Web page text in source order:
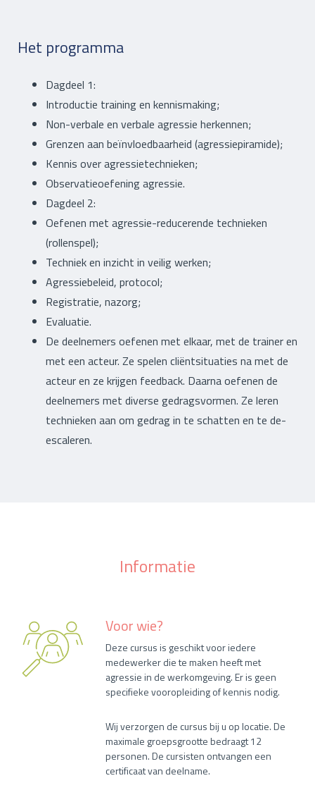
Het programma
Dagdeel 1:
Introductie training en kennismaking;
Non-verbale en verbale agressie herkennen;
Grenzen aan beïnvloedbaarheid (agressiepiramide);
Kennis over agressietechnieken;
Observatieoefening agressie.
Dagdeel 2:
Oefenen met agressie-reducerende technieken
(rollenspel);
Techniek en inzicht in veilig werken;
Agressiebeleid, protocol;
Registratie, nazorg;
Evaluatie.
De deelnemers oefenen met elkaar, met de trainer en
met een acteur. Ze spelen cliëntsituaties na met de
acteur en ze krijgen feedback. Daarna oefenen de
deelnemers met diverse gedragsvormen. Ze leren
technieken aan om gedrag in te schatten en te de-
escaleren.
Informatie
Voor wie?
Deze cursus is geschikt voor iedere
medewerker die te maken heeft met
agressie in de werkomgeving. Er is geen
specifieke vooropleiding of kennis nodig.
Wij verzorgen de cursus bij u op locatie. De
maximale groepsgrootte bedraagt 12
personen. De cursisten ontvangen een
certificaat van deelname.